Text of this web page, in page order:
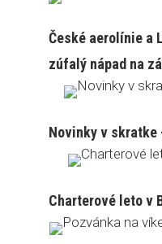
České aerolínie a
zúfalý nápad na
Novinky v skratke
Charterové leto v